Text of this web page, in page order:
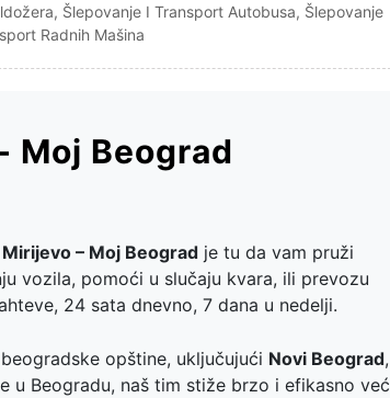
, Šlepovanje I Transport Autobusa, Šlepovanje
Radnih Mašina
Moj Beograd
– Moj Beograd je tu da vam pruži
vozila, pomoći u slučaju kvara, ili prevozu
24 sata dnevno, 7 dana u nedelji.
opštine, uključujući Novi Beograd,
u Beogradu, naš tim stiže brzo i efikasno već